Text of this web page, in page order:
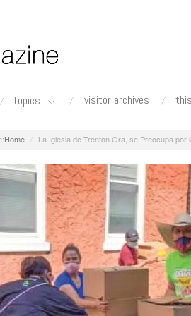
topics visitor archives
Home La Iglesia de Trenton Ora, se Preocupa por